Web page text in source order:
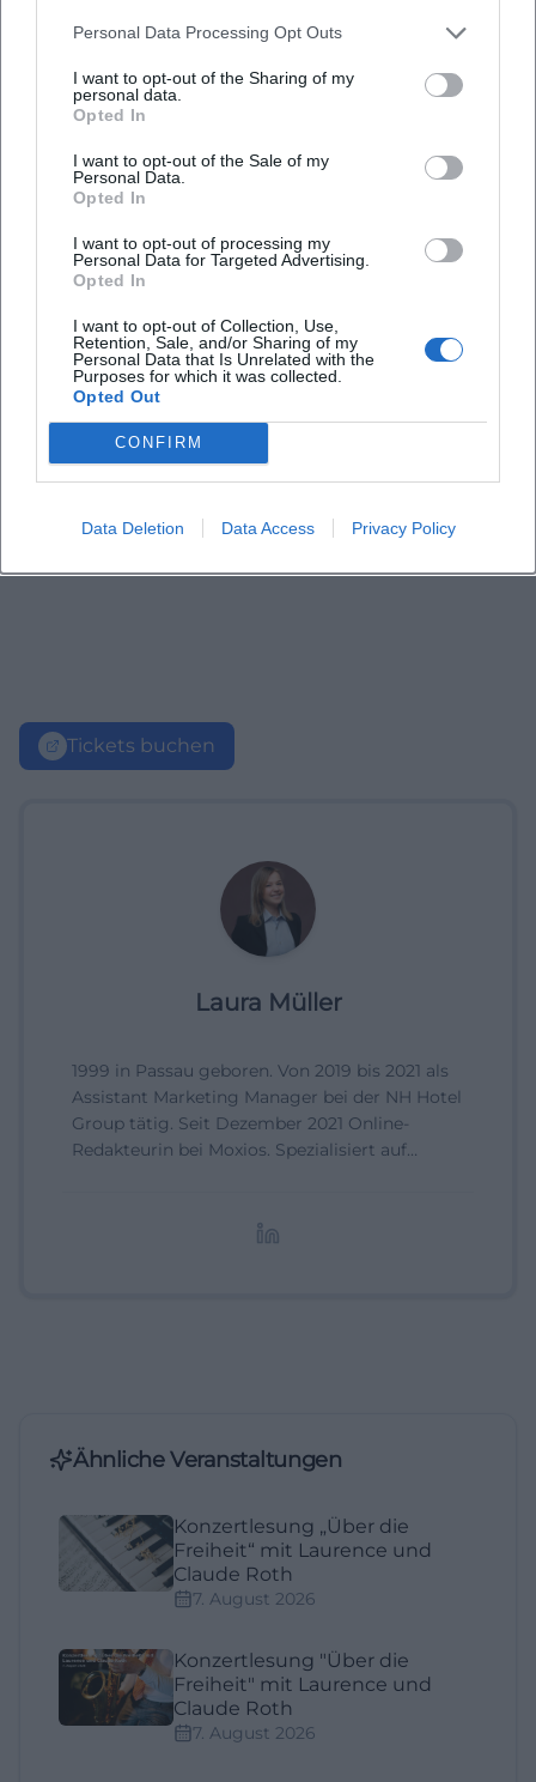
Personal Data Processing Opt Outs
I want to opt-out of the Sharing of my
personal data.
Opted In
I want to opt-out of the Sale of my
Personal Data.
Opted In
I want to opt-out of processing my
Personal Data for Targeted Advertising.
Opted In
I want to opt-out of Collection, Use,
Retention, Sale, and/or Sharing of my
Personal Data that Is Unrelated with the
Purposes for which it was collected.
Opted Out
CONFIRM
Data Deletion Data Access Privacy Policy
Gibt es eine barrierefreie Erreichbarkeit?
Ist die Veranstaltung bei jedem Wetter?
Tickets buchen
Laura Müller
1999 in Passau geboren. Von 2019 bis 2021 als
Assistant Marketing Manager bei der NH Hotel
Group tätig. Seit Dezember 2021 Online-
Redakteurin bei Moxios. Spezialisiert auf
Ähnliche Veranstaltungen
Konzertlesung „Über die
Freiheit“ mit Laurence und
Claude Roth
7. August 2026
Konzertlesung "Über die
Freiheit" mit Laurence und
Claude Roth
7. August 2026